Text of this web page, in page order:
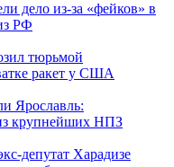
дело из-за «фейков» в
РФ
тюрьмой
ракет у США
Ярославль:
крупнейших НПЗ
депутат Харадизе